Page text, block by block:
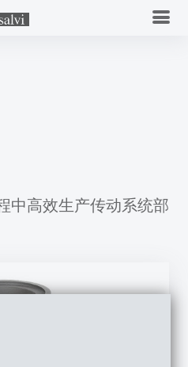
中高效生产传动系统部